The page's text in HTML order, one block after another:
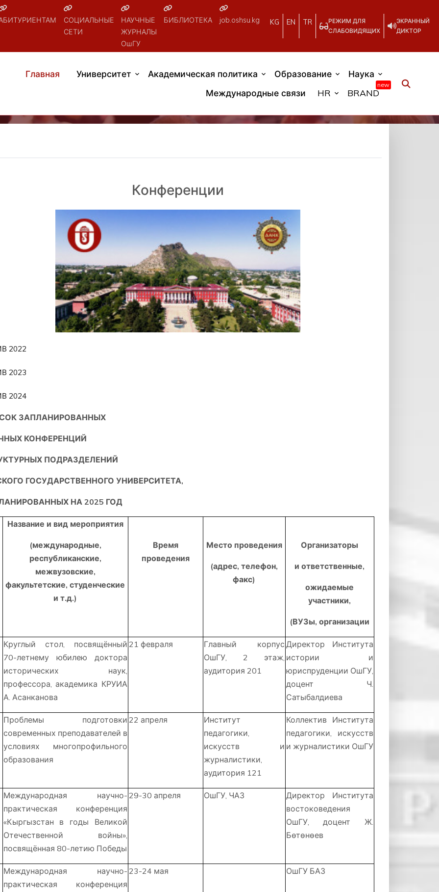
СОЦИАЛЬНЫЕ
СЕТИ
НАУЧНЫЕ
ЖУРНАЛЫ
ОшГУ
БИБЛИОТЕКА job.oshsu.kg KG EN TR
РЕЖИМ ДЛЯ
СЛАБОВИДЯЩИХ
ЭКРАННЫЙ
ДИКТОР
Главная Университет Академическая политика Образование
Наука
Международные связи
HR BRAND
new
Конференции
2022
2023
2024
ЗАПЛАНИРОВАННЫХ
КОНФЕРЕНЦИЙ
ПОДРАЗДЕЛЕНИЙ
ГОСУДАРСТВЕННОГО УНИВЕРСИТЕТА,
НА 2025 ГОД
Название и вид мероприятия
(международные,
республиканские,
межвузовские,
факультетские, студенческие
и т.д.)
Время
проведения
Место проведения
(адрес, телефон,
факс)
Организаторы
и ответственные,
ожидаемые
участники,
(ВУЗы, организации
Круглый стол, посвящённый
70-летнему юбилею доктора
исторических наук,
профессора, академика КРУИА
А. Асанканова
21 февраля
Главный корпус
ОшГУ, 2 этаж,
аудитория 201
Директор Института
истории и
юриспруденции ОшГУ,
доцент Ч.
Сатыбалдиева
Проблемы подготовки
современных преподавателей в
условиях многопрофильного
образования
22 апреля
Институт
педагогики,
искусств и
журналистики,
аудитория 121
Коллектив Института
педагогики, искусств
и журналистики ОшГУ
Международная научно-
практическая конференция
«Кыргызстан в годы Великой
Отечественной войны»,
посвящённая 80-летию Победы
29-30 апреля ОшГУ, ЧАЗ
Директор Института
востоковедения
ОшГУ, доцент Ж.
Бөтөнөев
Международная научно-
практическая конференция
23-24 мая ОшГУ БАЗ